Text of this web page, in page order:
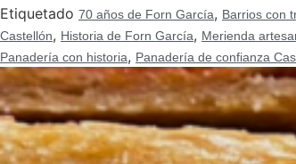
Etiquetado 70 años de Forn García, Barrios con
Castellón, Historia de Forn García, Merienda
Panadería con historia, Panadería de confianza